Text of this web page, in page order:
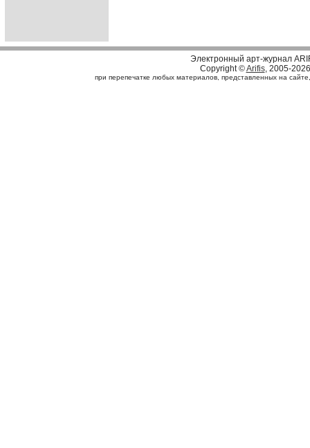
Электронный арт-журнал
Copyright ©Arifis, 2005-2026
при перепечатке любых материалов, представленных на